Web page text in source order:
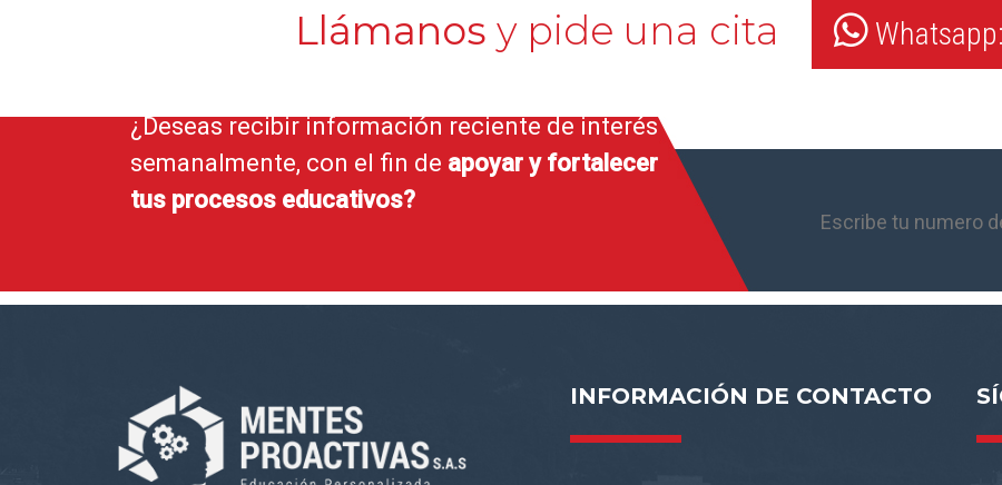
Llámanos y pide una cita
¿Deseas recibir información reciente de interés
semanalmente, con el fin de apoyar y fortalecer
tus procesos educativos?
INFORMACIÓN DE CONTACTO